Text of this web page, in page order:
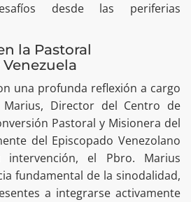
desde las periferias
la Pastoral
una profunda reflexión a cargo
Director del Centro de
Pastoral y Misionera del
del Episcopado Venezolano
intervención, el Pbro. Marius
fundamental de la sinodalidad,
a integrarse activamente